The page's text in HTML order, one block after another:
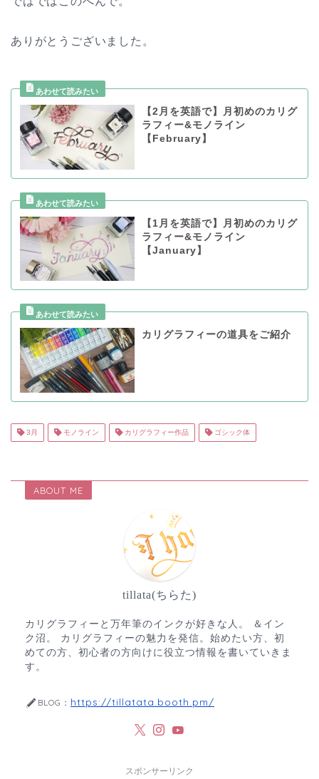
ありがとうございました。
【2月を英語で】月初めのカリグ
ラフィー&モノライン
【February】
【1月を英語で】月初めのカリグ
ラフィー&モノライン
【January】
カリグラフィーの道具をご紹介
3月 モノライン カリグラフィー作品 ゴシック体
ABOUT ME
tillata(ちらた)
カリグラフィーと万年筆のインクが好きな人。 ＆イン
ク沼。 カリグラフィーの魅力を発信。始めたい方、初
めての方、初心者の方向けに役立つ情報を書いていきま
す。
BLOG： https://tillatata.booth.pm/
スポンサーリンク